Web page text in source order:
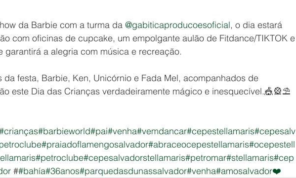
da Barbie com a turma da @gabiticaproducoesoficial, o dia estará
com oficinas de cupcake, um empolgante aulão de Fitdance/TIKTOK e
garantirá a alegria com música e recreação.
da festa, Barbie, Ken, Unicórnio e Fada Mel, acompanhados de
este Dia das Crianças verdadeiramente mágico e inesquecível.🎪🎡⛱️
#barbieworld#pai#venha#vemdancar#cepestellamaris#cepesalv
#praiadoflamengosalvador#abraceocepestellamaris#ocepestell
#petroclube#cepesalvadorstellamaris#petromar#stellamaris#cep
##bahía#36anos#parquedasdunassalvador#venha#amosalvador❤️